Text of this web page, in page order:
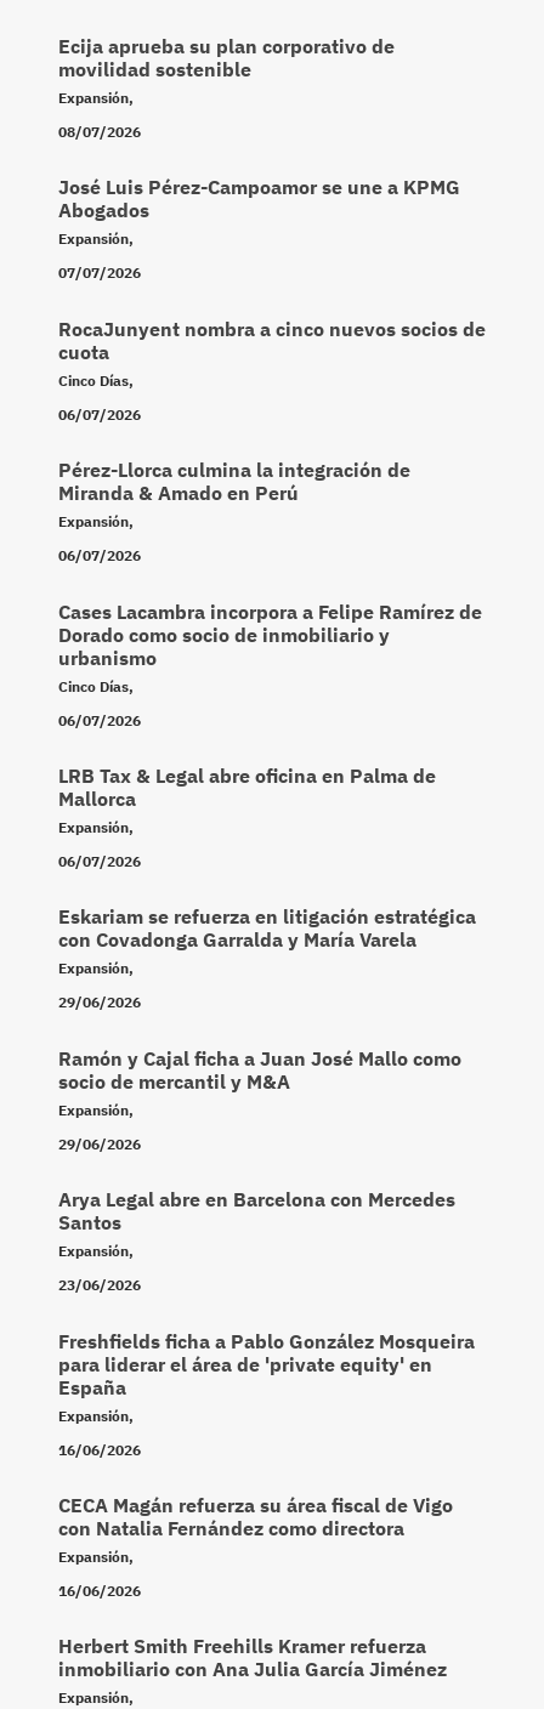
Ecija aprueba su plan corporativo de
movilidad sostenible
Expansión,
08/07/2026
José Luis Pérez-Campoamor se une a KPMG
Abogados
Expansión,
07/07/2026
RocaJunyent nombra a cinco nuevos socios de
cuota
Cinco Días,
06/07/2026
Pérez-Llorca culmina la integración de
Miranda & Amado en Perú
Expansión,
06/07/2026
Cases Lacambra incorpora a Felipe Ramírez de
Dorado como socio de inmobiliario y
urbanismo
Cinco Días,
06/07/2026
LRB Tax & Legal abre oficina en Palma de
Mallorca
Expansión,
06/07/2026
Eskariam se refuerza en litigación estratégica
con Covadonga Garralda y María Varela
Expansión,
29/06/2026
Ramón y Cajal ficha a Juan José Mallo como
socio de mercantil y M&A
Expansión,
29/06/2026
Arya Legal abre en Barcelona con Mercedes
Santos
Expansión,
23/06/2026
Freshfields ficha a Pablo González Mosqueira
para liderar el área de 'private equity' en
España
Expansión,
16/06/2026
CECA Magán refuerza su área fiscal de Vigo
con Natalia Fernández como directora
Expansión,
16/06/2026
Herbert Smith Freehills Kramer refuerza
inmobiliario con Ana Julia García Jiménez
Expansión,